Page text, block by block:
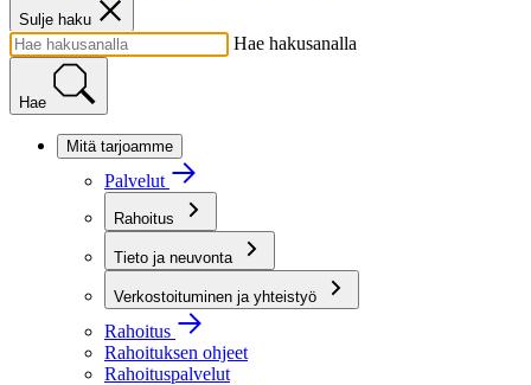
Sulje haku
Hae hakusanalla
Hae
Mitä tarjoamme
Palvelut
Rahoitus
Tieto ja neuvonta
Verkostoituminen ja yhteistyö
Rahoitus
Rahoituksen ohjeet
Rahoituspalvelut